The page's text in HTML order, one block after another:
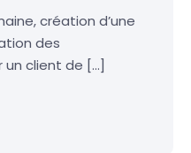
création d’une
des
un client de […]